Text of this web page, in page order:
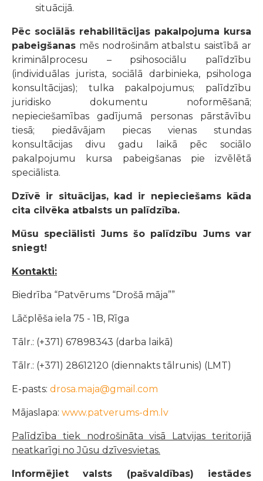
situācijā.
Pēc sociālās rehabilitācijas pakalpojuma kursa
pabeigšanas mēs nodrošinām atbalstu saistībā ar
kriminālprocesu – psihosociālu palīdzību
(individuālas jurista, sociālā darbinieka, psihologa
konsultācijas); tulka pakalpojumus; palīdzību
juridisko dokumentu noformēšanā;
nepieciešamības gadījumā personas pārstāvību
tiesā; piedāvājam piecas vienas stundas
konsultācijas divu gadu laikā pēc sociālo
pakalpojumu kursa pabeigšanas pie izvēlētā
speciālista.
Dzīvē ir situācijas, kad ir nepieciešams kāda
cita cilvēka atbalsts un palīdzība.
Mūsu speciālisti Jums šo palīdzību Jums var
sniegt!
Kontakti:
Biedrība “Patvērums “Drošā māja””
Lāčplēša iela 75 - 1B, Rīga
Tālr.: (+371) 67898343 (darba laikā)
Tālr.: (+371) 28612120 (diennakts tālrunis) (LMT)
E-pasts: drosa.maja@gmail.com
Mājaslapa: www.patverums-dm.lv
Palīdzība tiek nodrošināta visā Latvijas teritorijā
neatkarīgi no Jūsu dzīvesvietas.
Informējiet valsts (pašvaldības) iestādes